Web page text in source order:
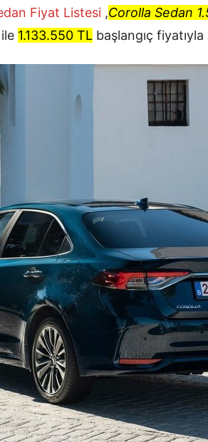
Fiyat Listesi ,Corolla Sedan
1.133.550 TL başlangıç